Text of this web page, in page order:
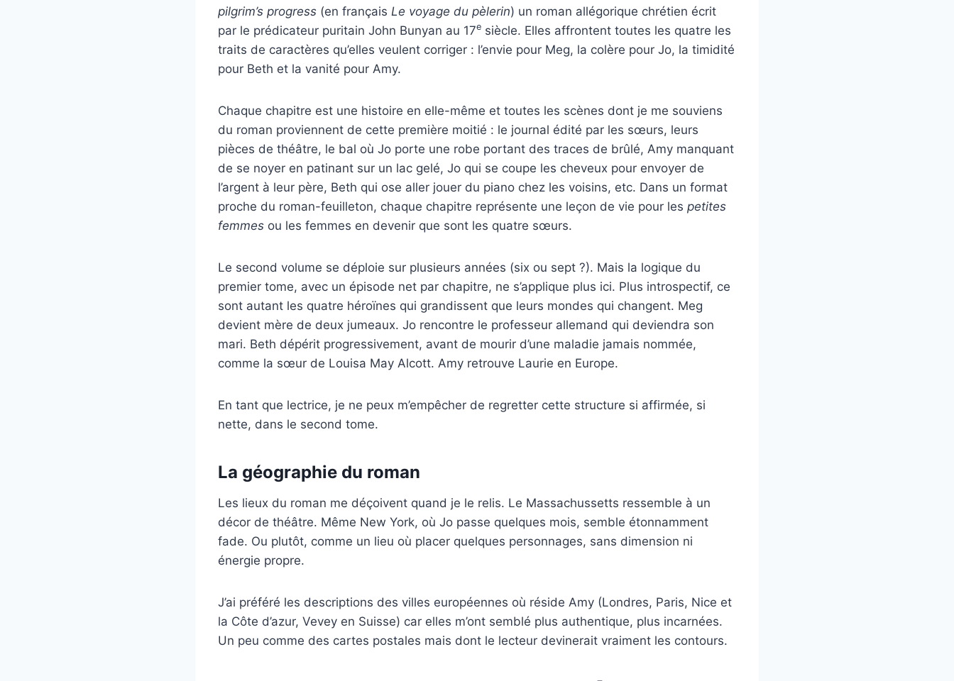
pilgrim’s progress (en français Le voyage du pèlerin) un roman allégorique chrétien écrit
par le prédicateur puritain John Bunyan au 17e siècle. Elles affrontent toutes les quatre les
traits de caractères qu’elles veulent corriger : l’envie pour Meg, la colère pour Jo, la timidité
pour Beth et la vanité pour Amy.
Chaque chapitre est une histoire en elle-même et toutes les scènes dont je me souviens
du roman proviennent de cette première moitié : le journal édité par les sœurs, leurs
pièces de théâtre, le bal où Jo porte une robe portant des traces de brûlé, Amy manquant
de se noyer en patinant sur un lac gelé, Jo qui se coupe les cheveux pour envoyer de
l’argent à leur père, Beth qui ose aller jouer du piano chez les voisins, etc. Dans un format
proche du roman-feuilleton, chaque chapitre représente une leçon de vie pour les petites
femmes ou les femmes en devenir que sont les quatre sœurs.
Le second volume se déploie sur plusieurs années (six ou sept ?). Mais la logique du
premier tome, avec un épisode net par chapitre, ne s’applique plus ici. Plus introspectif, ce
sont autant les quatre héroïnes qui grandissent que leurs mondes qui changent. Meg
devient mère de deux jumeaux. Jo rencontre le professeur allemand qui deviendra son
mari. Beth dépérit progressivement, avant de mourir d’une maladie jamais nommée,
comme la sœur de Louisa May Alcott. Amy retrouve Laurie en Europe.
En tant que lectrice, je ne peux m’empêcher de regretter cette structure si affirmée, si
nette, dans le second tome.
La géographie du roman
Les lieux du roman me déçoivent quand je le relis. Le Massachussetts ressemble à un
décor de théâtre. Même New York, où Jo passe quelques mois, semble étonnamment
fade. Ou plutôt, comme un lieu où placer quelques personnages, sans dimension ni
énergie propre.
J’ai préféré les descriptions des villes européennes où réside Amy (Londres, Paris, Nice et
la Côte d’azur, Vevey en Suisse) car elles m’ont semblé plus authentique, plus incarnées.
Un peu comme des cartes postales mais dont le lecteur devinerait vraiment les contours.